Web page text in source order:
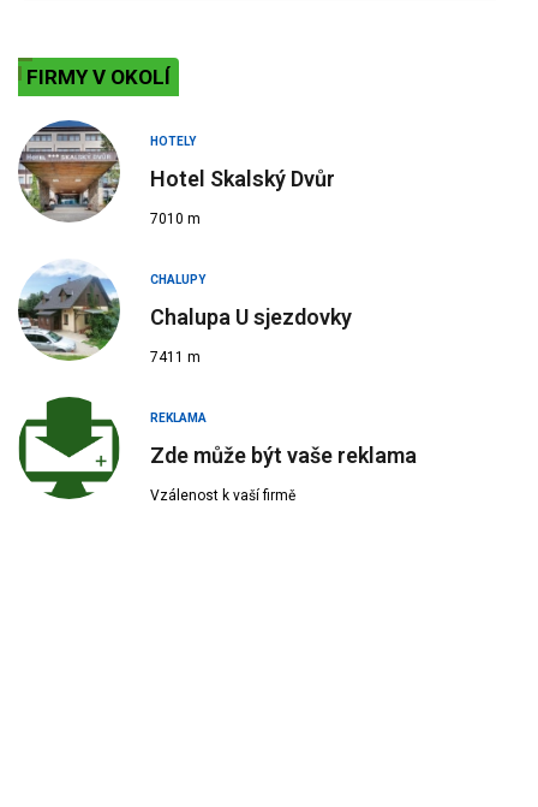
FIRMY V OKOLÍ
HOTELY
Hotel Skalský Dvůr
7010 m
CHALUPY
Chalupa U sjezdovky
7411 m
REKLAMA
Zde může být vaše reklama
Vzálenost k vaší firmě